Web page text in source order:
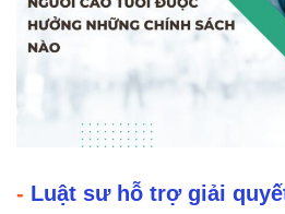
- Luật sư hỗ trợ giải